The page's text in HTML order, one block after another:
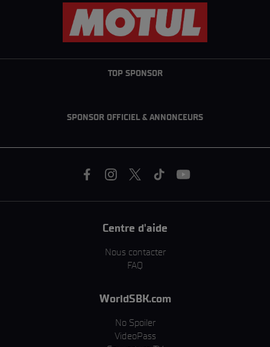
TOP SPONSOR
SPONSOR OFFICIEL & ANNONCEURS
Centre d'aide
Nous contacter
FAQ
WorldSBK.com
No Spoiler
VideoPass